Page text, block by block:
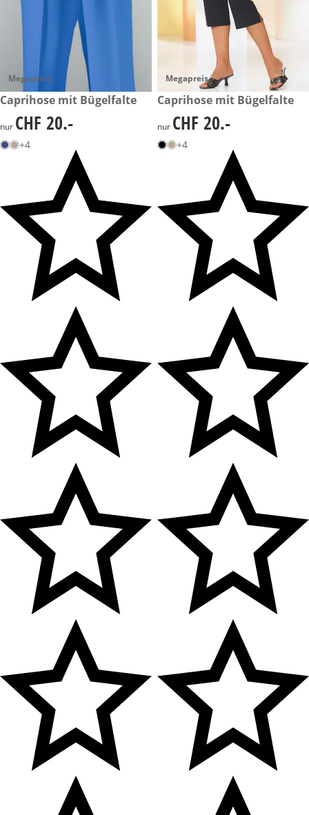
Megapreis
CHF 20.-
Caprihose mit Bügelfalte
CHF 20.-
nur CHF 20.-
+4
Megapreis
CHF 20.-
Caprihose mit Bügelfalte
CHF 20.-
nur CHF 20.-
+4